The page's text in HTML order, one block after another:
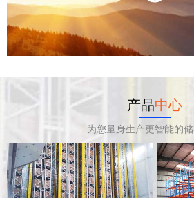
产品中心
为您量身生产更智能的